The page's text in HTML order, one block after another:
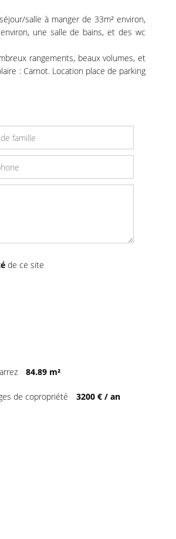
salle à manger de 33m² environ,
une salle de bains, et des wc
rangements, beaux volumes, et
: Carnot. Location place de parking
de ce site
84.89 m²
de copropriété 3200 € / an